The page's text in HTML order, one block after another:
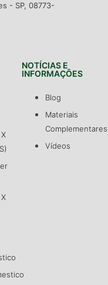
- SP, 08773-
NOTÍCIAS E
INFORMAÇÕES
Blog
Materiais
Complementares
Vídeos